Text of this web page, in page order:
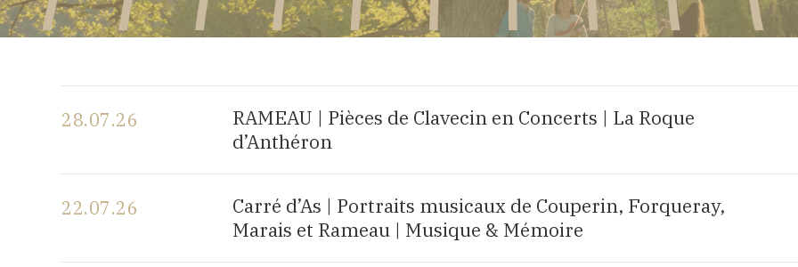
28.07.26
RAMEAU | Pièces de Clavecin en Concerts | La Roque
d’Anthéron
22.07.26
Carré d’As | Portraits musicaux de Couperin, Forqueray,
Marais et Rameau | Musique & Mémoire